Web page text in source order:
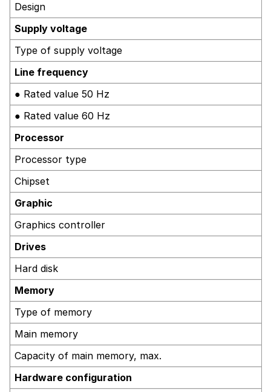
Design
Supply voltage
Type of supply voltage
Line frequency
● Rated value 50 Hz
● Rated value 60 Hz
Processor
Processor type
Chipset
Graphic
Graphics controller
Drives
Hard disk
Memory
Type of memory
Main memory
Capacity of main memory, max.
Hardware configuration